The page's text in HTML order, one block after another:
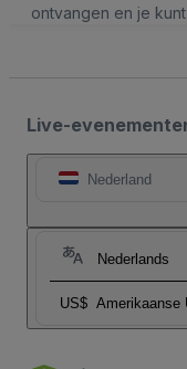
ontvangen en je
Live-
Nederland
Nederlands
US$ Amerikaanse